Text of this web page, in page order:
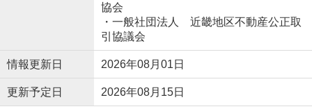
協会
・一般社団法人 近畿地区不動産公正取
引協議会
情報更新日 2026年08月01日
更新予定日 2026年08月15日